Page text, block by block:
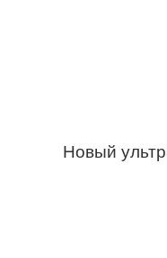
Новый